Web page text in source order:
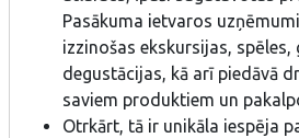
Pasākuma ietvaros
izzinošas ekskursijas, spēles,
degustācijas, kā arī piedāvā
saviem produktiem un
Otrkārt, tā ir unikāla iespēja